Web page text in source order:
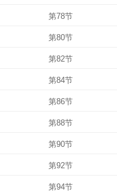
第78节
第80节
第82节
第84节
第86节
第88节
第90节
第92节
第94节